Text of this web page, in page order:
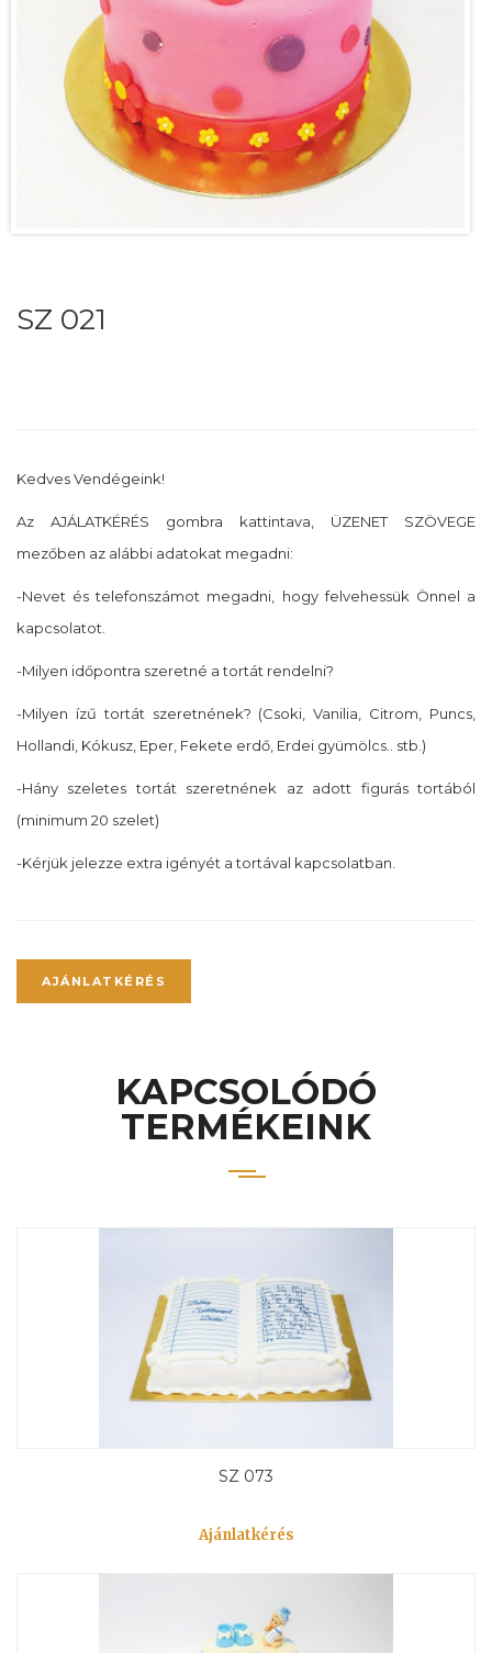
SZ 021
Kedves Vendégeink!
Az AJÁLATKÉRÉS gombra kattintava, ÜZENET SZÖVEGE
mezőben az alábbi adatokat megadni:
-Nevet és telefonszámot megadni, hogy felvehessük Önnel a
kapcsolatot.
-Milyen időpontra szeretné a tortát rendelni?
-Milyen ízű tortát szeretnének? (Csoki, Vanilia, Citrom, Puncs,
Hollandi, Kókusz, Eper, Fekete erdő, Erdei gyümölcs.. stb.)
-Hány szeletes tortát szeretnének az adott figurás tortából
(minimum 20 szelet)
-Kérjük jelezze extra igényét a tortával kapcsolatban.
AJÁNLATKÉRÉS
KAPCSOLÓDÓ
TERMÉKEINK
SZ 073
Ajánlatkérés